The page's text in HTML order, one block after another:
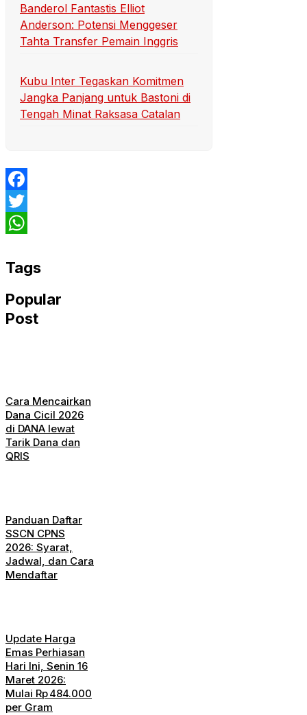
Banderol Fantastis Elliot
Anderson: Potensi Menggeser
Tahta Transfer Pemain Inggris
Kubu Inter Tegaskan Komitmen
Jangka Panjang untuk Bastoni di
Tengah Minat Raksasa Catalan
Facebook
Twitter
Tags
Popular
Post
Cara Mencairkan
Dana Cicil 2026
di DANA lewat
Tarik Dana dan
QRIS
Panduan Daftar
SSCN CPNS
2026: Syarat,
Jadwal, dan Cara
Mendaftar
Update Harga
Emas Perhiasan
Hari Ini, Senin 16
Maret 2026:
Mulai Rp 484.000
per Gram